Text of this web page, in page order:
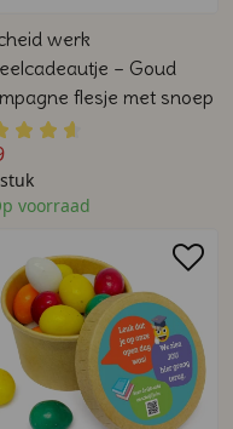
werk
– Goud
flesje met snoep
voorraad